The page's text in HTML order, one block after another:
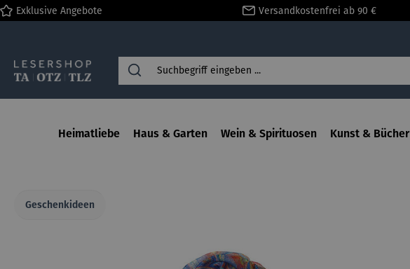
Zur Hauptnavigation springen
Exklusive Angebote Versandkostenfrei ab 90 €
Heimatliebe Haus & Garten Wein & Spirituosen Kunst & Bücher
Geschenkideen